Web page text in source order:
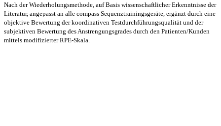
Nach der Wiederholungsmethode, auf Basis wissenschaftlicher Erkenntnisse der
Literatur, angepasst an alle compass Sequenztrainingsgeräte, ergänzt durch eine
objektive Bewertung der koordinativen Testdurchführungsqualität und der
subjektiven Bewertung des Anstrengungsgrades durch den Patienten/Kunden
mittels modifizierter RPE-Skala.